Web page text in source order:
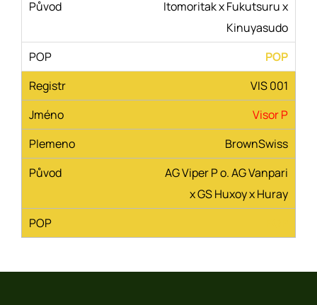
Itomoritak x Fukutsuru x
Kinuyasudo
POP
VIS 001
Visor P
BrownSwiss
AG Viper P o. AG Vanpari
x GS Huxoy x Huray